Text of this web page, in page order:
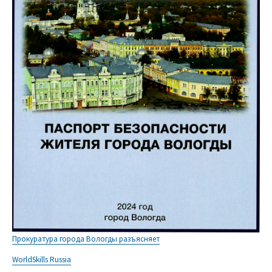
Прокуратура города Вологды разъясняет
WorldSkills Russia